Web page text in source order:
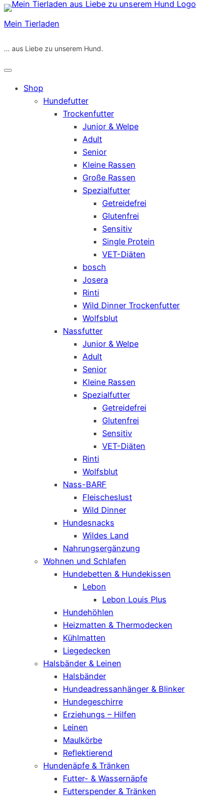
Zum
Inhalt
Mein Tierladen
… aus Liebe zu unserem Hund.
Shop
Hundefutter
Trockenfutter
Junior & Welpe
Adult
Senior
Kleine Rassen
Große Rassen
Spezialfutter
Getreidefrei
Glutenfrei
Sensitiv
Single Protein
VET-Diäten
bosch
Josera
Rinti
Wild Dinner Trockenfutter
Wolfsblut
Nassfutter
Junior & Welpe
Adult
Senior
Kleine Rassen
Spezialfutter
Getreidefrei
Glutenfrei
Sensitiv
VET-Diäten
Rinti
Wolfsblut
Nass-BARF
Fleischeslust
Wild Dinner
Hundesnacks
Wildes Land
Nahrungsergänzung
Wohnen und Schlafen
Hundebetten & Hundekissen
Lebon
Lebon Louis Plus
Hundehöhlen
Heizmatten & Thermodecken
Kühlmatten
Liegedecken
Halsbänder & Leinen
Halsbänder
Hundeadressanhänger & Blinker
Hundegeschirre
Erziehungs – Hilfen
Leinen
Maulkörbe
Reflektierend
Hundenäpfe & Tränken
Futter- & Wassernäpfe
Futterspender & Tränken